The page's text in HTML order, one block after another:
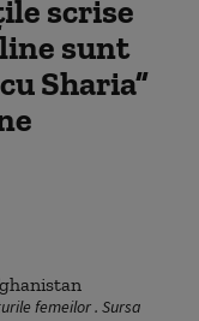
scrise
sunt
Sharia”
femeilor . Sursa